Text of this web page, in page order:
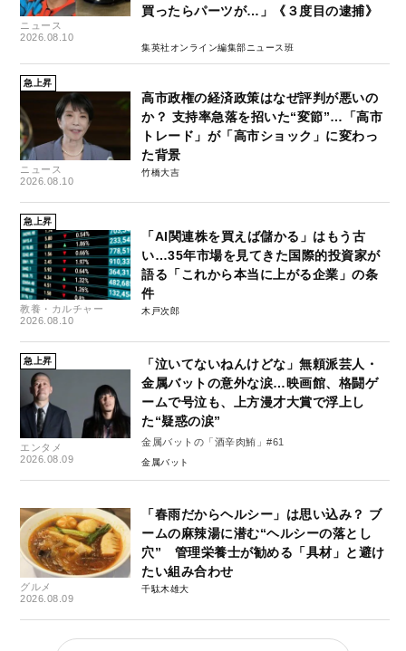
ニュース
2026.08.10
買ったらパーツが…」《３度目の逮捕》
集英社オンライン編集部ニュース班
急上昇
ニュース
2026.08.10
高市政権の経済政策はなぜ評判が悪いの
か？ 支持率急落を招いた“変節”…「高市
トレード」が「高市ショック」に変わっ
た背景
竹橋大吉
急上昇
教養・カルチャー
2026.08.10
「AI関連株を買えば儲かる」はもう古
い…35年市場を見てきた国際的投資家が
語る「これから本当に上がる企業」の条
件
木戸次郎
急上昇
エンタメ
2026.08.09
「泣いてないねんけどな」無頼派芸人・
金属バットの意外な涙…映画館、格闘ゲ
ームで号泣も、上方漫才大賞で浮上し
た“疑惑の涙”
金属バットの「酒辛肉鮪」#61
金属バット
グルメ
2026.08.09
「春雨だからヘルシー」は思い込み？ ブ
ームの麻辣湯に潜む“ヘルシーの落とし
穴” 管理栄養士が勧める「具材」と避け
たい組み合わせ
千駄木雄大